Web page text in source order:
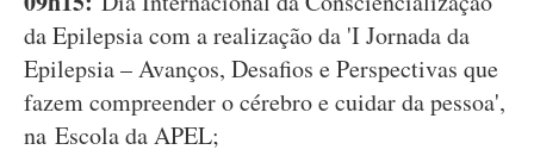
da Epilepsia com a realização da 'I Jornada da
Epilepsia – Avanços, Desafios e Perspectivas que
fazem compreender o cérebro e cuidar da pessoa',
na Escola da APEL;